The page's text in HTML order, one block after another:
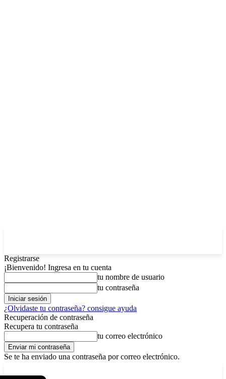
Registrarse
¡Bienvenido! Ingresa en tu cuenta
tu nombre de usuario
tu contraseña
¿Olvidaste tu contraseña? consigue ayuda
Recuperación de contraseña
Recupera tu contraseña
tu correo electrónico
Se te ha enviado una contraseña por correo electrónico.